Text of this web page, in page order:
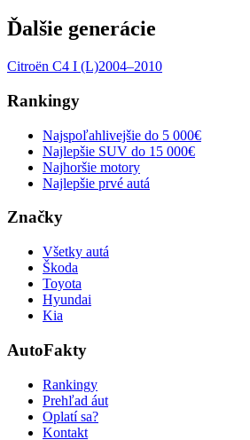
Ďalšie generácie
Citroën C4 I (L)2004–2010
Rankingy
Najspoľahlivejšie do 5 000€
Najlepšie SUV do 15 000€
Najhoršie motory
Najlepšie prvé autá
Značky
Všetky autá
Škoda
Toyota
Hyundai
Kia
AutoFakty
Rankingy
Prehľad áut
Oplatí sa?
Kontakt